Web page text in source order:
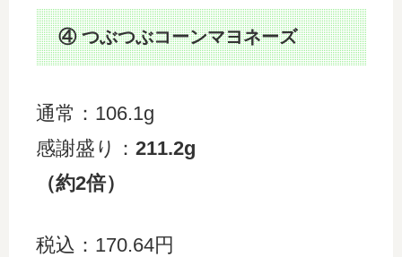
④ つぶつぶコーンマヨネーズ
通常：106.1g
感謝盛り： 211.2g
（約2倍）
税込：170.64円